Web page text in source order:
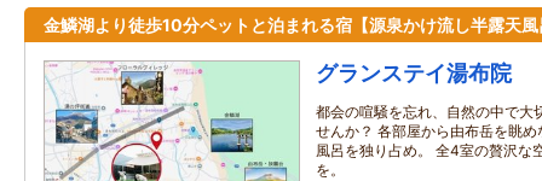
金鱗湖より徒歩10分ペットと泊まれる宿【源泉かけ流し半露天
グランステイ湯布院
都会の喧騒を忘れ、自然の中で大
せんか？ 各部屋から由布岳を眺
風呂を独り占め。 全4室の贅沢な
を。